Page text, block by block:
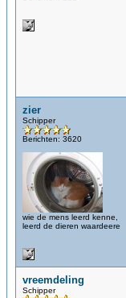
zier
Schipper
Berichten: 3620
wie de mens leerd kenne,
leerd de dieren waardeere
vreemdeling
Schipper